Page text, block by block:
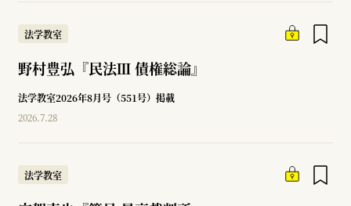
法学教室
野村豊弘『民法Ⅲ 債権総論』
法学教室2026年8月号（551号）掲載
2026.7.28
法学教室